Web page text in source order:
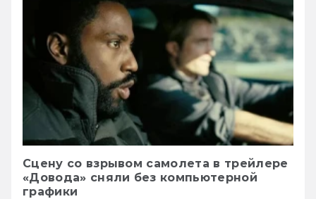
Сцену со взрывом самолета в трейлере
«Довода» сняли без компьютерной
графики